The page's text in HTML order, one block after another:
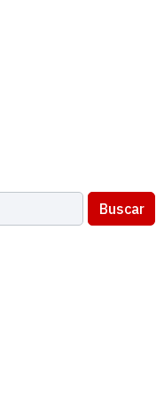
Buscar